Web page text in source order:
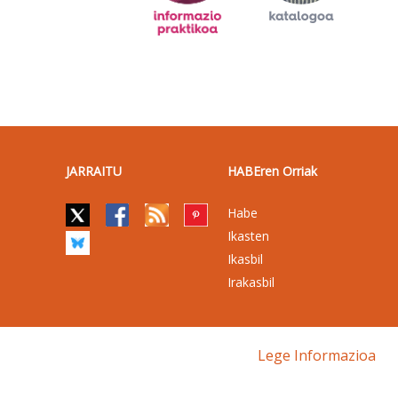
JARRAITU HABEren Orriak
Habe
Ikasten
Ikasbil
Irakasbil
Lege Informazioa